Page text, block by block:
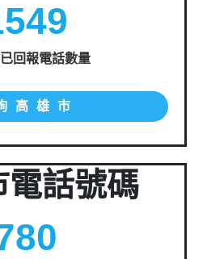
回報電話數量
高雄市
電話號碼